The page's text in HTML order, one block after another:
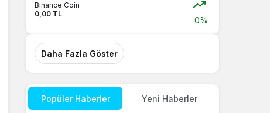
Binance Coin
0,00 TL
0%
Daha Fazla Göster
Popüler Haberler Yeni Haberler